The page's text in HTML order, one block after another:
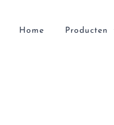
Home Producten